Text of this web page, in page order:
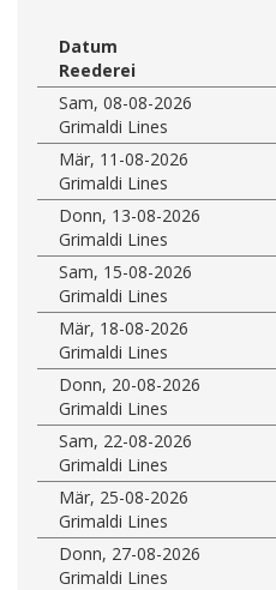
Datum
Reederei
Sam, 08-08-2026
Grimaldi Lines
Mär, 11-08-2026
Grimaldi Lines
Donn, 13-08-2026
Grimaldi Lines
Sam, 15-08-2026
Grimaldi Lines
Mär, 18-08-2026
Grimaldi Lines
Donn, 20-08-2026
Grimaldi Lines
Sam, 22-08-2026
Grimaldi Lines
Mär, 25-08-2026
Grimaldi Lines
Donn, 27-08-2026
Grimaldi Lines